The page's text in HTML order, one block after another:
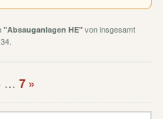
"Absauganlagen HE"von insgesamt
… 7 »